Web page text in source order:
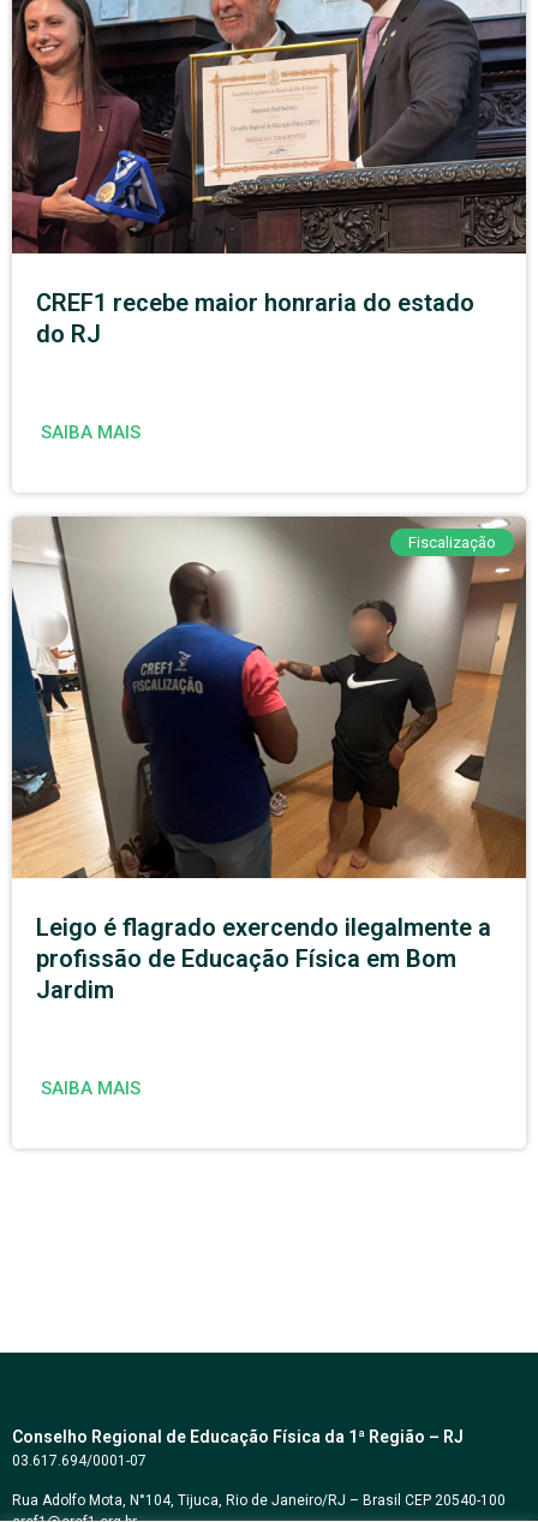
CREF1 recebe maior honraria do estado
do RJ
SAIBA MAIS
Fiscalização
Leigo é flagrado exercendo ilegalmente a
profissão de Educação Física em Bom
Jardim
SAIBA MAIS
Conselho Regional de Educação Física da 1ª Região – RJ
03.617.694/0001-07
Rua Adolfo Mota, N°104, Tijuca, Rio de Janeiro/RJ – Brasil CEP 20540-100